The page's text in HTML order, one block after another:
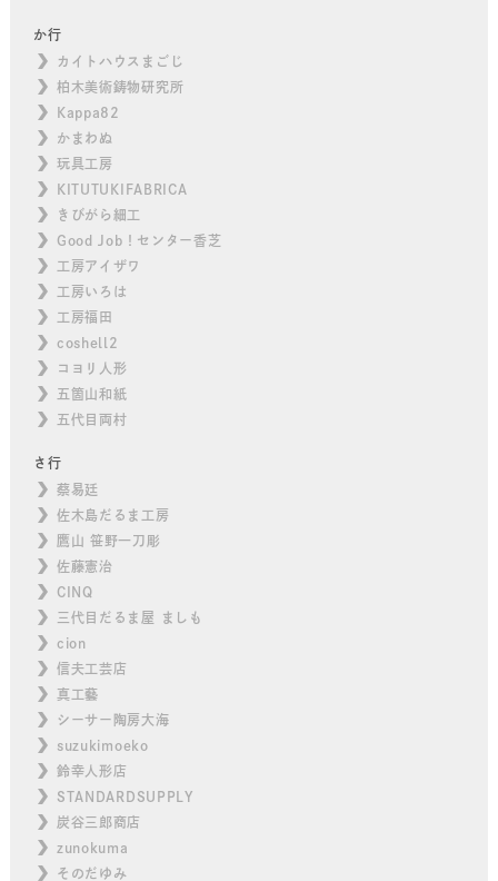
か行
カイトハウスまごじ
柏木美術鋳物研究所
Kappa82
かまわぬ
玩具工房
KITUTUKIFABRICA
きびがら細工
Good Job！センター香芝
工房アイザワ
工房いろは
工房福田
coshell2
コヨリ人形
五箇山和紙
五代目両村
さ行
蔡易廷
佐木島だるま工房
鷹山 笹野一刀彫
佐藤憲治
CINQ
三代目だるま屋 ましも
cion
信夫工芸店
真工藝
シーサー陶房大海
suzukimoeko
鈴幸人形店
STANDARDSUPPLY
炭谷三郎商店
zunokuma
そのだゆみ